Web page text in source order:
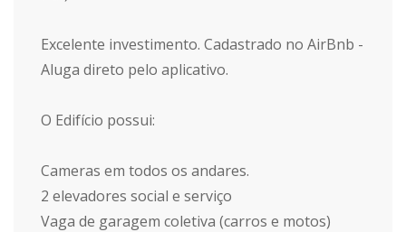
Excelente investimento. Cadastrado no AirBnb -
Aluga direto pelo aplicativo.
O Edifício possui:
Cameras em todos os andares.
2 elevadores social e serviço
Vaga de garagem coletiva (carros e motos)